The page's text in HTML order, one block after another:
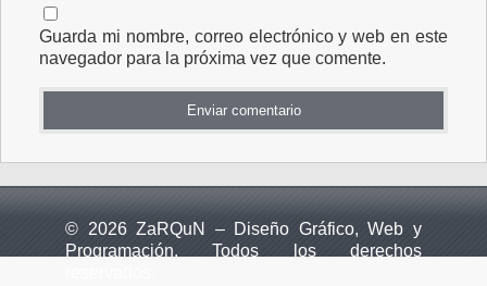
Guarda mi nombre, correo electrónico y web en este
navegador para la próxima vez que comente.
© 2026 ZaRQuN – Diseño Gráfico, Web y
Programación. Todos los derechos